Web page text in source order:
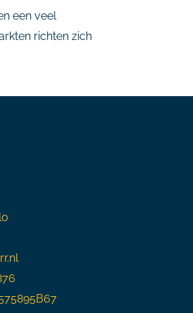
een veel
richten zich